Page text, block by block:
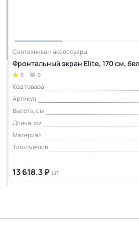
Сантехника и аксессуары
Фронтальный экран Elite, 170 см,
0 0
Код товара
Артикул
Высота, см
Длина, см
Материал
Тип изделия
13 618.3 ₽ шт